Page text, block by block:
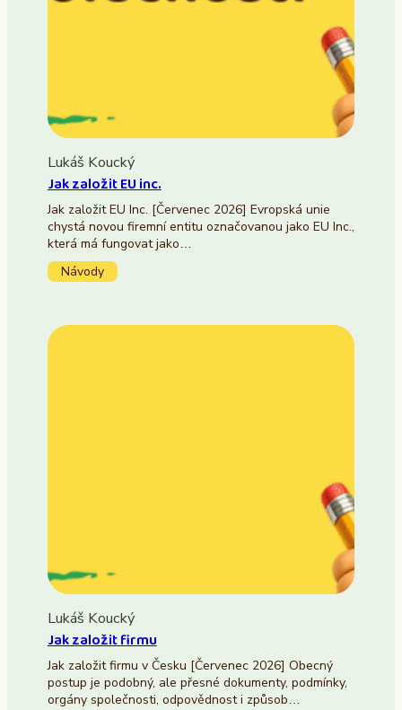
Lukáš Koucký
Jak založit EU inc.
Jak založit EU Inc. [Červenec 2026] Evropská unie
chystá novou firemní entitu označovanou jako EU Inc.,
která má fungovat jako…
Návody
Lukáš Koucký
Jak založit firmu
Jak založit firmu v Česku [Červenec 2026] Obecný
postup je podobný, ale přesné dokumenty, podmínky,
orgány společnosti, odpovědnost i způsob…